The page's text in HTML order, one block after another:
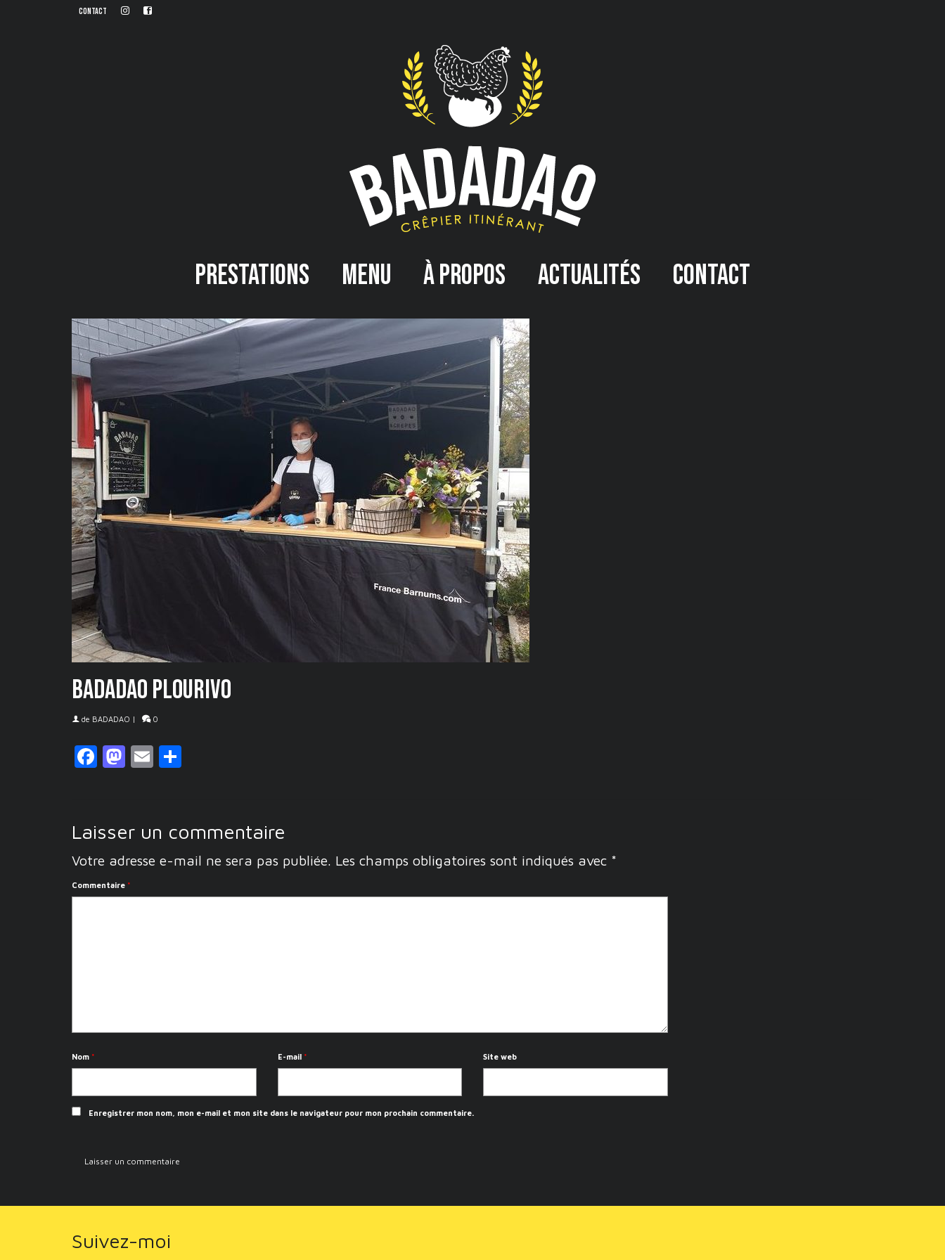
Contact
Prestations Menu À propos Actualités Contact
badadao plourivo
de BADADAO | 0
Facebook
Mastodon
Email
Laisser un commentaire
Votre adresse e-mail ne sera pas publiée. Les champs obligatoires sont indiqués avec *
Commentaire *
Nom * E-mail * Site web
Enregistrer mon nom, mon e-mail et mon site dans le navigateur pour mon prochain commentaire.
Suivez-moi